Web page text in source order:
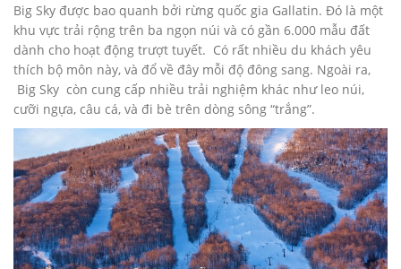
Big Sky được bao quanh bởi rừng quốc gia Gallatin. Đó là một
khu vực trải rộng trên ba ngọn núi và có gần 6.000 mẫu đất
dành cho hoạt động trượt tuyết. Có rất nhiều du khách yêu
thích bộ môn này, và đổ về đây mỗi độ đông sang. Ngoài ra,
Big Sky còn cung cấp nhiều trải nghiệm khác như leo núi,
cưỡi ngựa, câu cá, và đi bè trên dòng sông “trắng”.